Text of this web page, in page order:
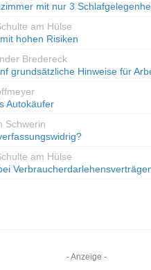
mit nur 3
am Hülse
hohen Risiken
Bredereck
grundsätzliche Hinweise für
Autokäufer
Schwerin
am Hülse
- Anzeige -